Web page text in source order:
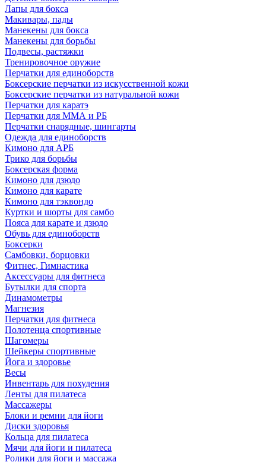
Лапы для бокса
Макивары, пады
Манекены для бокса
Манекены для борьбы
Подвесы, растяжки
Тренировочное оружие
Перчатки для единоборств
Боксерские перчатки из искусственной кожи
Боксерские перчатки из натуральной кожи
Перчатки для каратэ
Перчатки для ММА и РБ
Перчатки снарядные, шингарты
Одежда для единоборств
Кимоно для АРБ
Трико для борьбы
Боксерская форма
Кимоно для дзюдо
Кимоно для карате
Кимоно для тэквондо
Куртки и шорты для самбо
Пояса для карате и дзюдо
Обувь для единоборств
Боксерки
Самбовки, борцовки
Фитнес, Гимнастика
Аксессуары для фитнеса
Бутылки для спорта
Динамометры
Магнезия
Перчатки для фитнеса
Полотенца спортивные
Шагомеры
Шейкеры спортивные
Йога и здоровье
Весы
Инвентарь для похудения
Ленты для пилатеса
Массажеры
Блоки и ремни для йоги
Диски здоровья
Кольца для пилатеса
Мячи для йоги и пилатеса
Ролики для йоги и массажа